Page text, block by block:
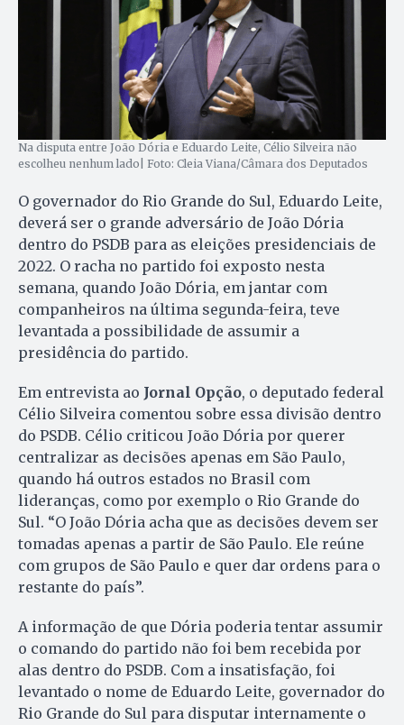
Na disputa entre João Dória e Eduardo Leite, Célio Silveira não
escolheu nenhum lado| Foto: Cleia Viana/Câmara dos Deputados
O governador do Rio Grande do Sul, Eduardo Leite,
deverá ser o grande adversário de João Dória
dentro do PSDB para as eleições presidenciais de
2022. O racha no partido foi exposto nesta
semana, quando João Dória, em jantar com
companheiros na última segunda-feira, teve
levantada a possibilidade de assumir a
presidência do partido.
Em entrevista ao Jornal Opção, o deputado federal
Célio Silveira comentou sobre essa divisão dentro
do PSDB. Célio criticou João Dória por querer
centralizar as decisões apenas em São Paulo,
quando há outros estados no Brasil com
lideranças, como por exemplo o Rio Grande do
Sul. “O João Dória acha que as decisões devem ser
tomadas apenas a partir de São Paulo. Ele reúne
com grupos de São Paulo e quer dar ordens para o
restante do país”.
A informação de que Dória poderia tentar assumir
o comando do partido não foi bem recebida por
alas dentro do PSDB. Com a insatisfação, foi
levantado o nome de Eduardo Leite, governador do
Rio Grande do Sul para disputar internamente o